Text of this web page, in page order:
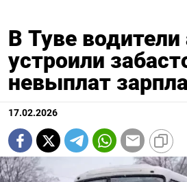
В Туве водители
устроили
невыплат
17.02.2026